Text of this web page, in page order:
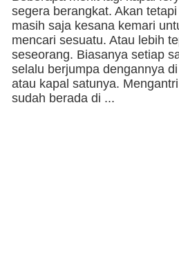
segera berangkat. Akan
masih saja kesana kemari
mencari sesuatu. Atau lebih
seseorang. Biasanya setiap
selalu berjumpa dengannya
atau kapal satunya.
sudah berada di ...